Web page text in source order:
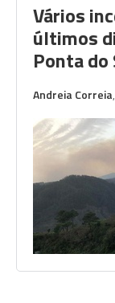
Vários
últimos
Ponta do
Andreia Correia